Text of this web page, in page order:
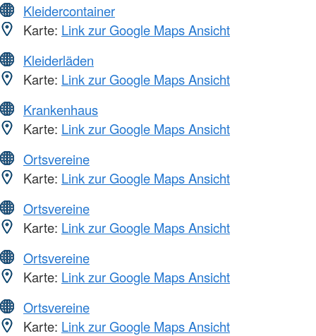
Kleidercontainer
Karte: Link zur Google Maps Ansicht
Kleiderläden
Karte: Link zur Google Maps Ansicht
Krankenhaus
Karte: Link zur Google Maps Ansicht
Ortsvereine
Karte: Link zur Google Maps Ansicht
Ortsvereine
Karte: Link zur Google Maps Ansicht
Ortsvereine
Karte: Link zur Google Maps Ansicht
Ortsvereine
Karte: Link zur Google Maps Ansicht